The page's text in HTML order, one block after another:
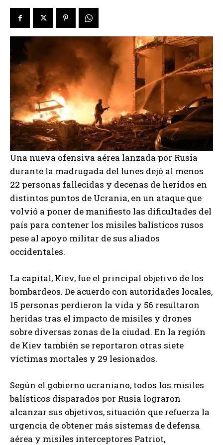
Una nueva ofensiva aérea lanzada por Rusia
durante la madrugada del lunes dejó al menos
22 personas fallecidas y decenas de heridos en
distintos puntos de Ucrania, en un ataque que
volvió a poner de manifiesto las dificultades del
país para contener los misiles balísticos rusos
pese al apoyo militar de sus aliados
occidentales.
La capital, Kiev, fue el principal objetivo de los
bombardeos. De acuerdo con autoridades locales,
15 personas perdieron la vida y 56 resultaron
heridas tras el impacto de misiles y drones
sobre diversas zonas de la ciudad. En la región
de Kiev también se reportaron otras siete
víctimas mortales y 29 lesionados.
Según el gobierno ucraniano, todos los misiles
balísticos disparados por Rusia lograron
alcanzar sus objetivos, situación que refuerza la
urgencia de obtener más sistemas de defensa
aérea y misiles interceptores Patriot,